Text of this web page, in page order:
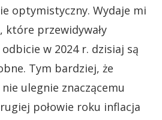
optymistyczny. Wydaje mi
które przewidywały
w 2024 r. dzisiaj są
Tym bardziej, że
ulegnie znaczącemu
połowie roku inflacja